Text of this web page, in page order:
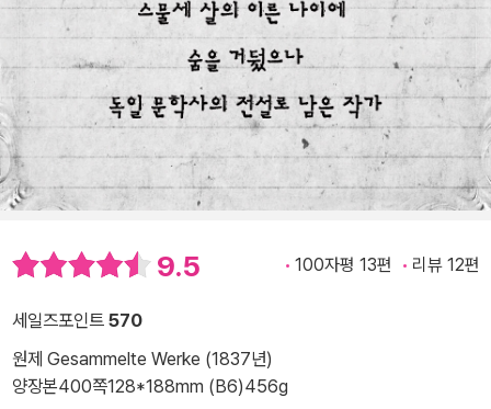
9.5 100자평 13편 리뷰 12편
세일즈포인트 570
원제 Gesammelte Werke (1837년)
양장본400쪽128*188mm (B6)456g